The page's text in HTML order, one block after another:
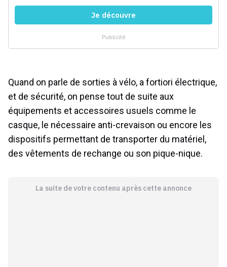
Quand on parle de sorties à vélo, a fortiori électrique,
et de sécurité, on pense tout de suite aux
équipements et accessoires usuels comme le
casque, le nécessaire anti-crevaison ou encore les
dispositifs permettant de transporter du matériel,
des vêtements de rechange ou son pique-nique.
La suite de votre contenu après cette annonce